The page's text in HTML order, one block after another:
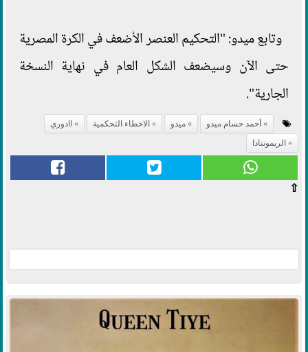
وتابع ميدو: "التحكيم العنصر الأضعف في الكرة المصرية
حتى الآن وسيضعف الشكل العام في نهاية النسخة
الجارية".
أحمد حسام ميدو ميدو الاخطاء التحكمية
اادوري
الريمونتادا
⇧